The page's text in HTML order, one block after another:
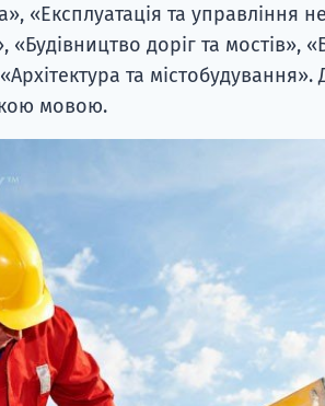
«Експлуатація та управління
«Будівництво доріг та мостів»,
та
мовою.